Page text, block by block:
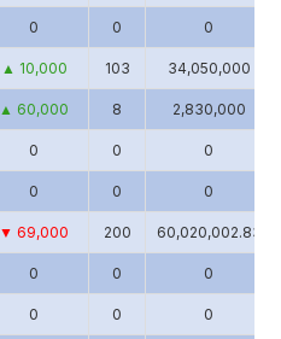
0 0 0
▲ 10,000 103 34,050,000
▲ 60,000 8 2,830,000
0 0 0
0 0 0
▼ 69,000 200 60,020,002.83
0 0 0
0 0 0